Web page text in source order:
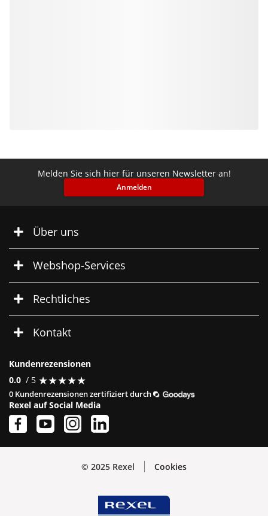
Melden Sie sich hier für unseren Newsletter an!
Anmelden
Über uns
Webshop-Services
Rechtliches
Kontakt
Kundenrezensionen
0.0 / 5 ★★★★★
★★★★★
0 Kundenrezensionen zertifiziert durch
Rexel auf Social Media
© 2025 Rexel Cookies